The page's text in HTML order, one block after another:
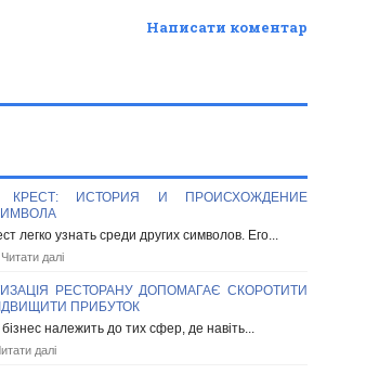
Написати коментар
КРЕСТ: ИСТОРИЯ И ПРОИСХОЖДЕНИЕ
легко узнать среди других символов. Его...
Читати далі
РЕСТОРАНУ ДОПОМАГАЄ СКОРОТИТИ
ПРИБУТОК
належить до тих сфер, де навіть...
далі